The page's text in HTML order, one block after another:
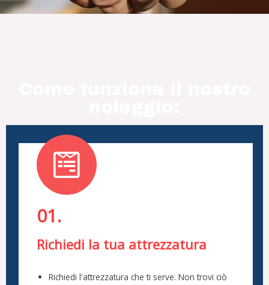
01.
Richiedi la tua attrezzatura
Richiedi l'attrezzatura che ti serve. Non trovi ciò